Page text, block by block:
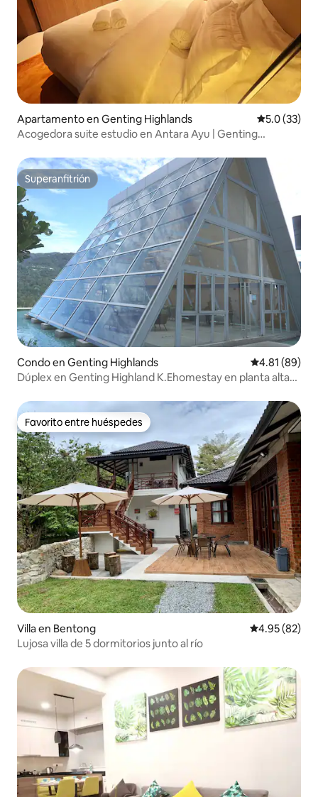
Apartamento en Genting Highlands Calificación
5.0 (33)
Acogedora suite estudio en Antara Ayu | Genting
Superanfitrión
Superanfitrión
Condo en Genting Highlands Calificación
4.81 (89)
Dúplex en Genting Highland K.Ehomestay en planta alta
Favorito entre huéspedes
Favorito entre huéspedes
Villa en Bentong Calificación
4.95 (82)
Lujosa villa de 5 dormitorios junto al río